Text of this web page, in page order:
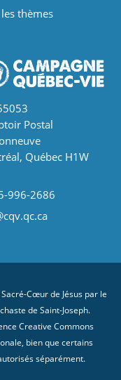
thèmes
Postal
Québec H1W
996-2686
Cœur de Jésus par le
de Saint-Joseph.
Creative Commons
, bien que certains
séparément.